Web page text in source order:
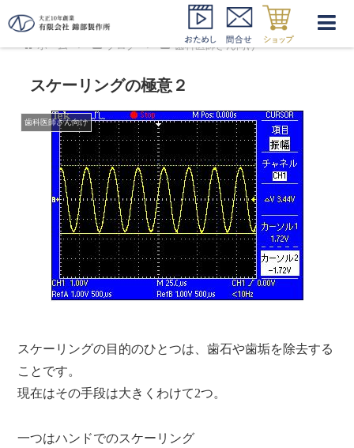
ホーム ブログ 歯科医師さん向け
スケーリングの極意２
歯科医師さん向け
スケーリングの目的のひとつは、歯石や歯垢を除去する
ことです。
現在はその手段は大きくわけて2つ。
一つはハンドでのスケーリング